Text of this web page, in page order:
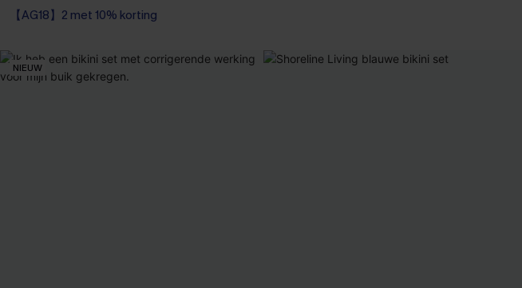
【AG18】2 met 10% korting
NIEUW